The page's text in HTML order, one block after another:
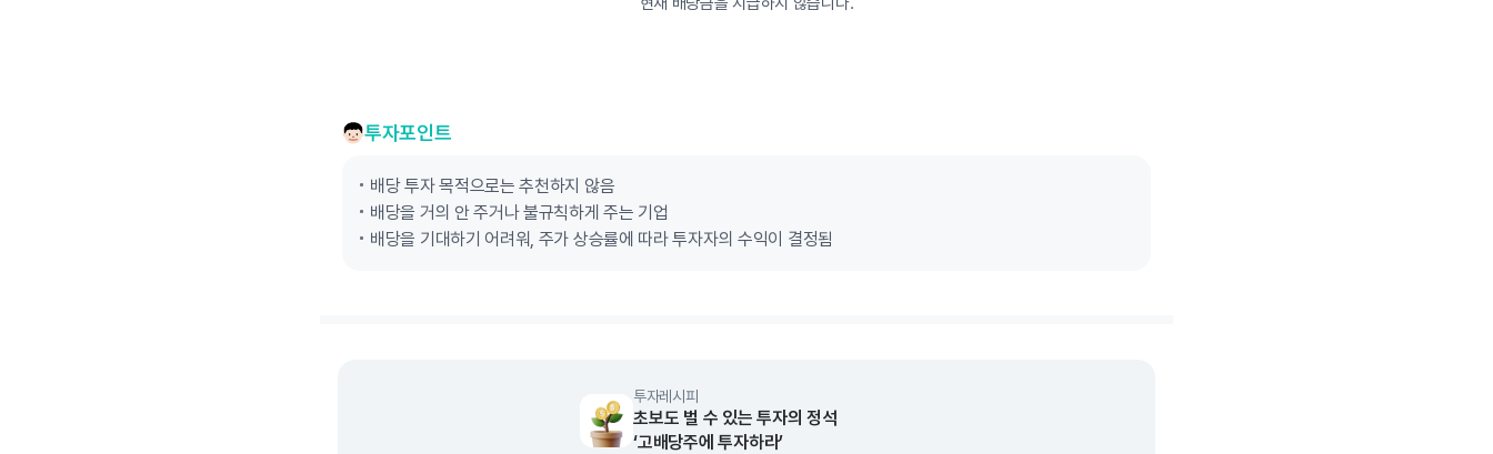
투자포인트
배당 투자 목적으로는 추천하지 않음
배당을 거의 안 주거나 불규칙하게 주는 기업
배당을 기대하기 어려워, 주가 상승률에 따라 투자자의 수익이 결정됨
투자레시피
초보도 벌 수 있는 투자의 정석
‘고배당주에 투자하라’